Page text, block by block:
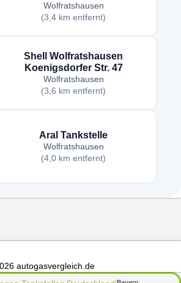
Wolfratshausen
(3,4 km entfernt)
Shell Wolfratshausen
Koenigsdorfer Str. 47
Wolfratshausen
(3,6 km entfernt)
Aral Tankstelle
Wolfratshausen
(4,0 km entfernt)
autogasvergleich.de